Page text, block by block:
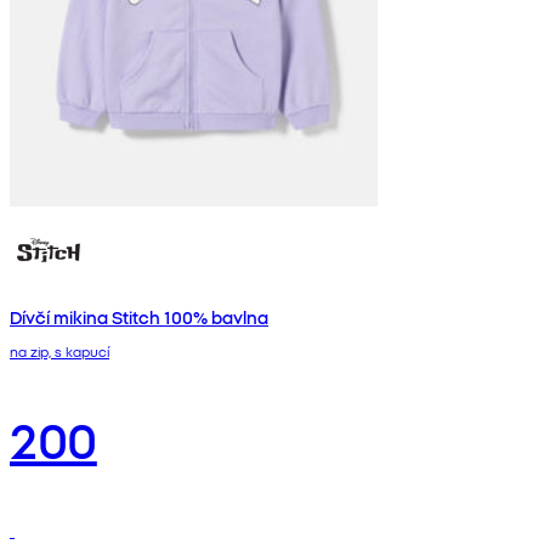
Dívčí mikina Stitch 100% bavlna
na zip, s kapucí
200